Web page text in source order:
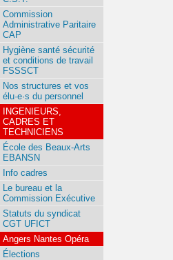
Commission
Administrative Paritaire
CAP
Hygiène santé sécurité
et conditions de travail
FSSSCT
Nos structures et vos
élu·e·s du personnel
INGENIEURS,
CADRES ET
TECHNICIENS
École des Beaux-Arts
EBANSN
Info cadres
Le bureau et la
Commission Exécutive
Statuts du syndicat
CGT UFICT
Angers Nantes Opéra
Élections